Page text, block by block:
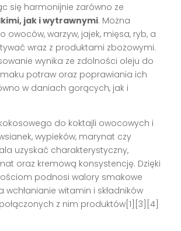
się harmonijnie zarówno ze
jak i wytrawnymi. Można
owoców, warzyw, jajek, mięsa, ryb, a
wraz z produktami zbożowymi.
wynika ze zdolności oleju do
potraw oraz poprawiania ich
w daniach gorących, jak i
do koktajli owocowych i
wypieków, marynat czy
uzyskać charakterystyczny,
oraz kremową konsystencję. Dzięki
podnosi walory smakowe
wchłanianie witamin i składników
z nim produktów[1][3][4]